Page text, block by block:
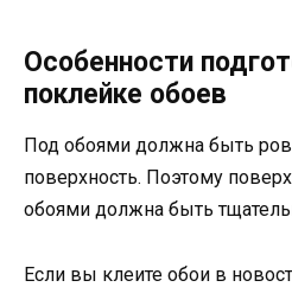
Особенности
поклейке обоев
Под обоями должна быть
поверхность. Поэтому
обоями должна быть
Если вы клеите обои в